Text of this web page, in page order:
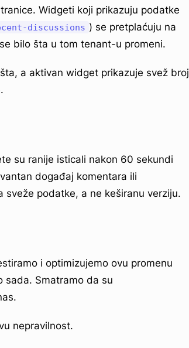
Widgeti koji prikazuju podatke
discussions ) se pretplaćuju na
bilo šta u tom tenant-u promeni.
a aktivan widget prikazuje svež broj
su ranije isticali nakon 60 sekundi
događaj komentara ili
sveže podatke, a ne keširanu verziju.
i optimizujemo ovu promenu
sada. Smatramo da su
nepravilnost.